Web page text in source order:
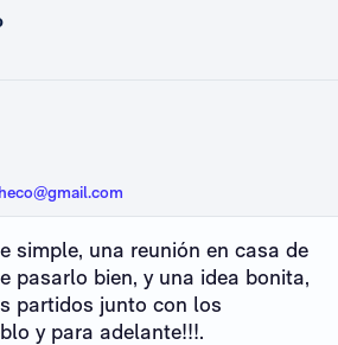
simple, una reunión en casa de
pasarlo bien, y una idea bonita,
partidos junto con los
y para adelante!!!.